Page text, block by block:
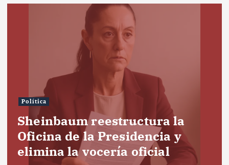
Política
Sheinbaum reestructura la
Oficina de la Presidencia y
elimina la vocería oficial